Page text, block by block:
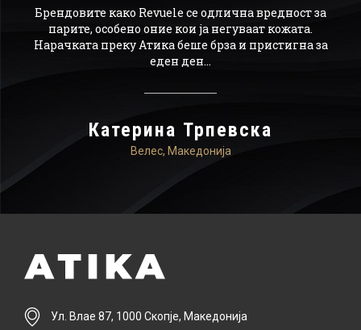
Брендовите како Revuele се одлична вредност за
парите, особено оние кои ја негуваат кожата.
Нарачката преку Атика беше брза и пристигна за
еден ден...
Катерина Трпевска
Велес, Македонија
Ул. Влае 87, 1000 Скопје, Македонија